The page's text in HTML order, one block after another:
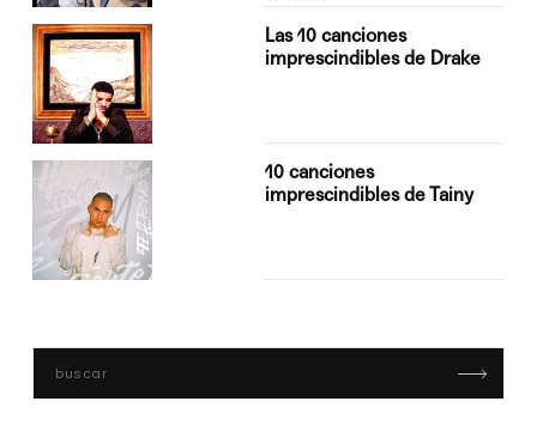
Las 10 canciones
imprescindibles de Drake
10 canciones
imprescindibles de Tainy